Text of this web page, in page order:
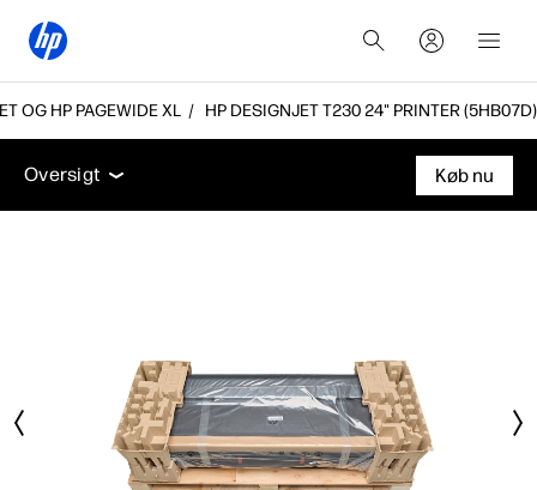
OG HP PAGEWIDE XL HP DESIGNJET T230 24" PRINTER (5HB07D)
Oversigt Tekniske specifikationer Tilbehør
Oversigt
Køb nu